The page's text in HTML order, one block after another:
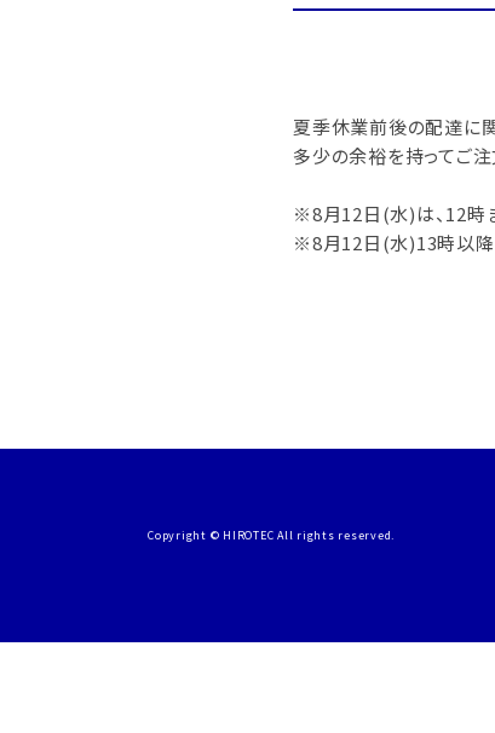
夏季休業前後の配達に
多少の余裕を持ってご注
※8月12日(水)は、12時
※8月12日(水)13時以降
Copyright © HIROTEC All rights reserved.